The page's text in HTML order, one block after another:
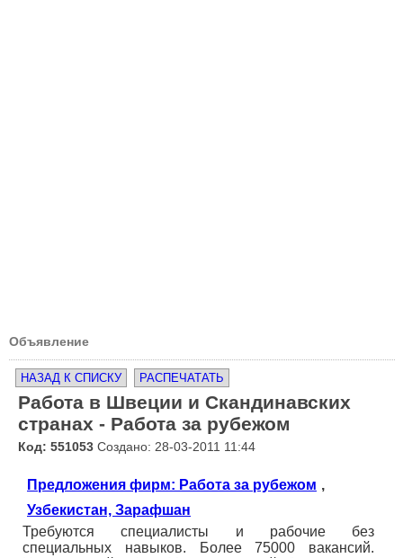
Объявление
НАЗАД К СПИСКУ РАСПЕЧАТАТЬ
Работа в Швеции и Скандинавских
странах - Работа за рубежом
Код: 551053 Создано: 28-03-2011 11:44
Предложения фирм: Работа за рубежом ,
Узбекистан, Зарафшан
Требуются специалисты и рабочие без
специальных навыков. Более 75000 вакансий.